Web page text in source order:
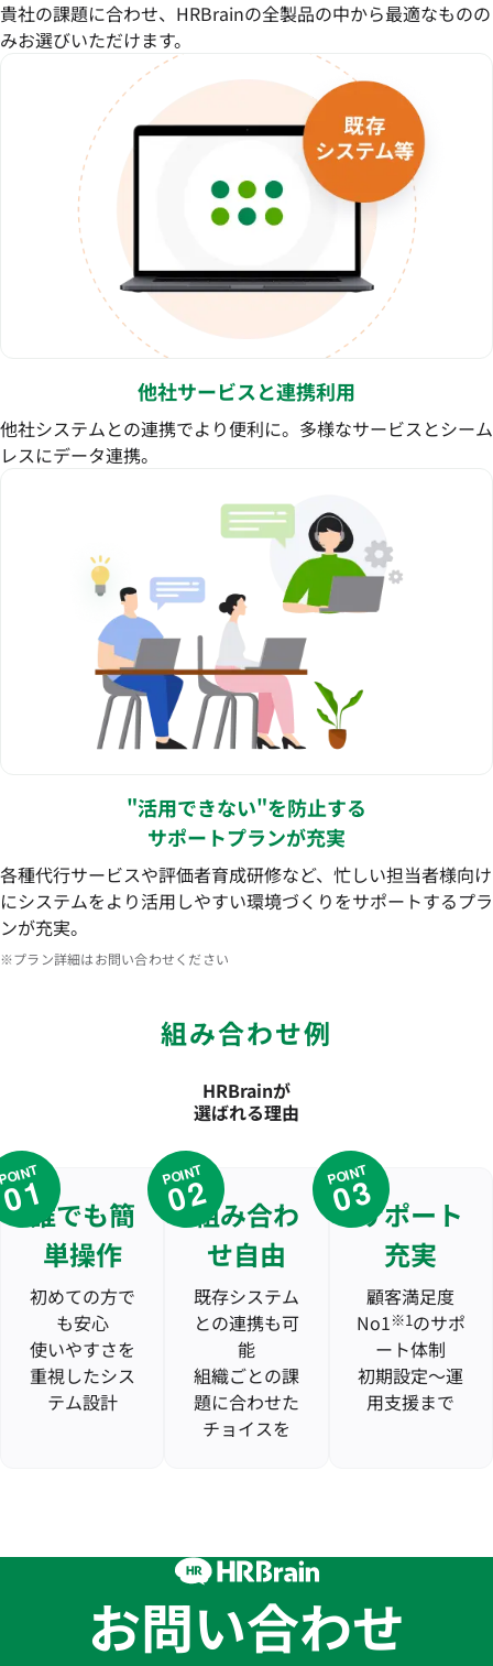
貴社の課題に合わせ、HRBrainの全製品の中から最適なものの
みお選びいただけます。
他社サービスと連携利用
他社システムとの連携でより便利に。多様なサービスとシーム
レスにデータ連携。
"活用できない"を防止する
サポートプランが充実
各種代行サービスや評価者育成研修など、忙しい担当者様向け
にシステムをより活用しやすい環境づくりをサポートするプラ
ンが充実。
※プラン詳細はお問い合わせください
組み合わせ例
HRBrainが
選ばれる理由
誰でも簡
単操作
初めての方で
も安心
使いやすさを
重視したシス
テム設計
POINT
02組み合わ
せ自由
既存システム
との連携も可
能
組織ごとの課
題に合わせた
チョイスを
POINT
03サポート
充実
顧客満足度
No1※1のサポ
ート体制
初期設定〜運
用支援まで
お問い合わせ